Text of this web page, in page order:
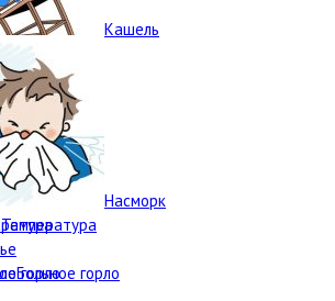
Кашель
Насморк
Температура
Больное горло